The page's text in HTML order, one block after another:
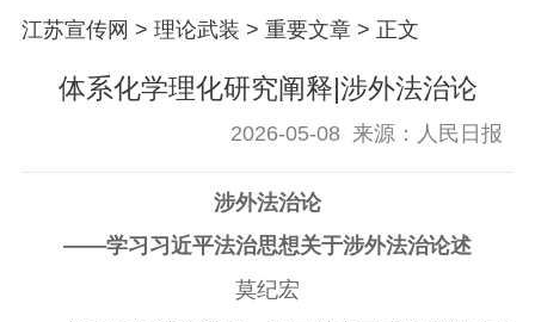
江苏宣传网 > 理论武装 > 重要文章> 正文
体系化学理化研究阐释|涉外法治论
2026-05-08 来源：人民日报
涉外法治论
——学习习近平法治思想关于涉外法治论述
莫纪宏